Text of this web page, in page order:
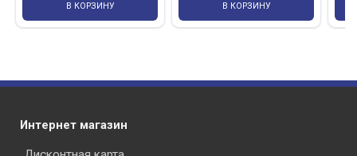
В КОРЗИНУ В КОРЗИНУ
Интернет магазин